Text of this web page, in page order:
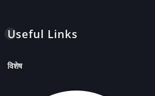
Useful Links
विशेष